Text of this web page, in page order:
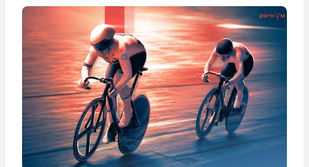
которых США в августе 1945 года поставили...